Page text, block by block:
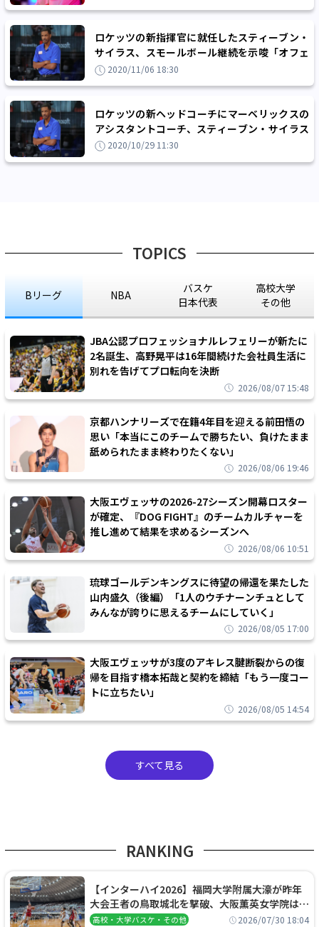
ロケッツの新指揮官に就任したスティーブン・
サイラス、スモールボール継続を示唆「オフェ
ンスを大幅に変えてしまうのは無謀」
2020/11/06 18:30
ロケッツの新ヘッドコーチにマーベリックスの
アシスタントコーチ、スティーブン・サイラス
が就任2020/10/29 11:30
TOPICS
Bリーグ NBA
バスケ
日本代表
高校大学
その他
JBA公認プロフェッショナルレフェリーが新たに
2名誕生、高野晃平は16年間続けた会社員生活に
別れを告げてプロ転向を決断
2026/08/07 15:48
京都ハンナリーズで在籍4年目を迎える前田悟の
思い「本当にこのチームで勝ちたい、負けたまま
舐められたまま終わりたくない」
2026/08/06 19:46
大阪エヴェッサの2026-27シーズン開幕ロスター
が確定、『DOG FIGHT』のチームカルチャーを
推し進めて結果を求めるシーズンへ
2026/08/06 10:51
琉球ゴールデンキングスに待望の帰還を果たした
山内盛久（後編）「1人のウチナーンチュとして
みんなが誇りに思えるチームにしていく」
2026/08/05 17:00
大阪エヴェッサが3度のアキレス腱断裂からの復
帰を目指す橋本拓哉と契約を締結「もう一度コー
トに立ちたい」
2026/08/05 14:54
すべて見る
RANKING
【インターハイ2026】福岡大学附属大濠が昨年
大会王者の鳥取城北を撃破、大阪薫英女学院は岐
阜女子に完勝、大会3日目試合結果
高校・大学バスケ・その他 2026/07/30 18:04